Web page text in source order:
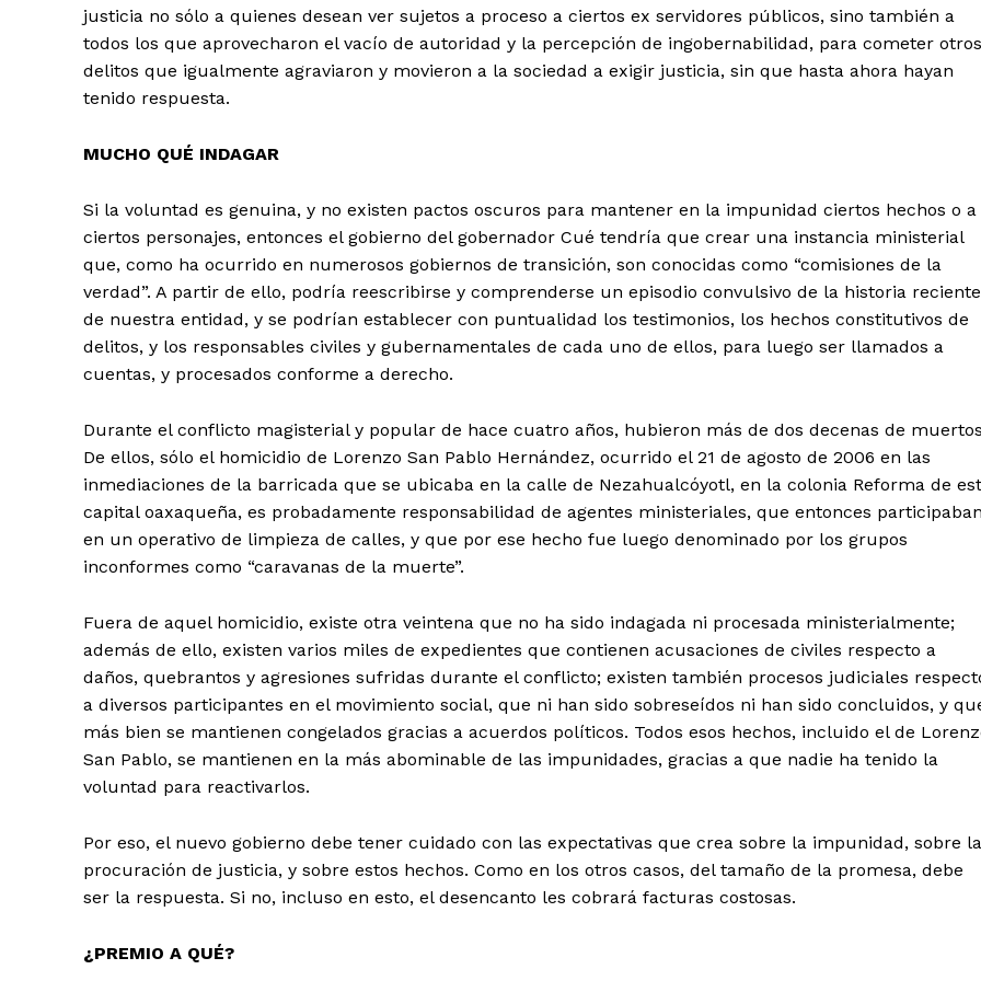
justicia no sólo a quienes desean ver sujetos a proceso a ciertos ex servidores públicos, sino también a
todos los que aprovecharon el vacío de autoridad y la percepción de ingobernabilidad, para cometer otros
delitos que igualmente agraviaron y movieron a la sociedad a exigir justicia, sin que hasta ahora hayan
tenido respuesta.
MUCHO QUÉ INDAGAR
Si la voluntad es genuina, y no existen pactos oscuros para mantener en la impunidad ciertos hechos o a
ciertos personajes, entonces el gobierno del gobernador Cué tendría que crear una instancia ministerial
que, como ha ocurrido en numerosos gobiernos de transición, son conocidas como “comisiones de la
verdad”. A partir de ello, podría reescribirse y comprenderse un episodio convulsivo de la historia reciente
de nuestra entidad, y se podrían establecer con puntualidad los testimonios, los hechos constitutivos de
delitos, y los responsables civiles y gubernamentales de cada uno de ellos, para luego ser llamados a
cuentas, y procesados conforme a derecho.
Durante el conflicto magisterial y popular de hace cuatro años, hubieron más de dos decenas de
De ellos, sólo el homicidio de Lorenzo San Pablo Hernández, ocurrido el 21 de agosto de 2006 en las
inmediaciones de la barricada que se ubicaba en la calle de Nezahualcóyotl, en la colonia Reforma de
capital oaxaqueña, es probadamente responsabilidad de agentes ministeriales, que entonces participaban
en un operativo de limpieza de calles, y que por ese hecho fue luego denominado por los grupos
inconformes como “caravanas de la muerte”.
Fuera de aquel homicidio, existe otra veintena que no ha sido indagada ni procesada ministerialmente;
además de ello, existen varios miles de expedientes que contienen acusaciones de civiles respecto a
daños, quebrantos y agresiones sufridas durante el conflicto; existen también procesos judiciales
a diversos participantes en el movimiento social, que ni han sido sobreseídos ni han sido concluidos, y
más bien se mantienen congelados gracias a acuerdos políticos. Todos esos hechos, incluido el de
San Pablo, se mantienen en la más abominable de las impunidades, gracias a que nadie ha tenido la
voluntad para reactivarlos.
Por eso, el nuevo gobierno debe tener cuidado con las expectativas que crea sobre la impunidad, sobre la
procuración de justicia, y sobre estos hechos. Como en los otros casos, del tamaño de la promesa, debe
ser la respuesta. Si no, incluso en esto, el desencanto les cobrará facturas costosas.
¿PREMIO A QUÉ?